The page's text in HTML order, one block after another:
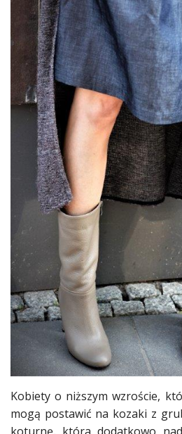
Kobiety o niższym wzroście,
mogą postawić na kozaki z